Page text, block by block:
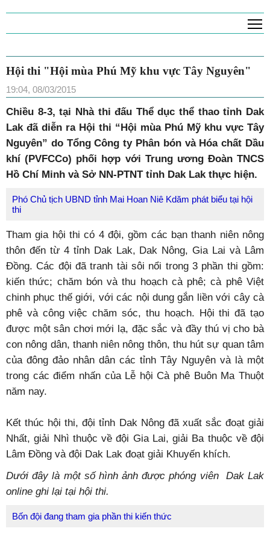
Hội thi "Hội mùa Phú Mỹ khu vực Tây
Nguyên"
19:04, 08/03/2015
Chiều 8-3, tại Nhà thi đấu Thể dục thể thao tỉnh Dak
Lak đã diễn ra Hội thi “Hội mùa Phú Mỹ khu vực Tây
Nguyên” do Tổng Công ty Phân bón và Hóa chất Dầu
khí (PVFCCo) phối hợp với Trung ương Đoàn TNCS
Phó Chủ tịch UBND tỉnh Mai Hoan Niê Kdăm phát biểu tại hội
Tham gia hội thi có 4 đội, gồm các bạn thanh niên nông
thôn đến từ 4 tỉnh Dak Lak, Dak Nông, Gia Lai và Lâm
Đồng. Các đội đã tranh tài sôi nổi trong 3 phần thi gồm:
kiến thức; chăm bón và thu hoạch cà phê; cà phê Việt
chinh phục thế giới, với các nội dung gắn liền với cây cà
phê và công việc chăm sóc, thu hoạch. Hội thi đã tạo
được một sân chơi mới lạ, đặc sắc và đầy thú vị cho bà
con nông dân, thanh niên nông thôn, thu hút sự quan tâm
của đông đảo nhân dân các tỉnh Tây Nguyên và là một
trong các điểm nhấn của Lễ hội Cà phê Buôn Ma Thuột
Kết thúc hội thi, đội tỉnh Dak Nông đã xuất sắc đoạt giải
Nhất, giải Nhì thuộc về đội Gia Lai, giải Ba thuộc về đội
Lâm Đồng và đội Dak Lak đoạt giải Khuyến khích.
Dưới đây là một số hình ảnh được phóng viên Dak Lak